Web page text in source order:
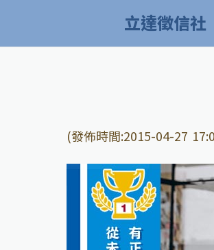
立達徵信社
(發佈時間:2015-04-27